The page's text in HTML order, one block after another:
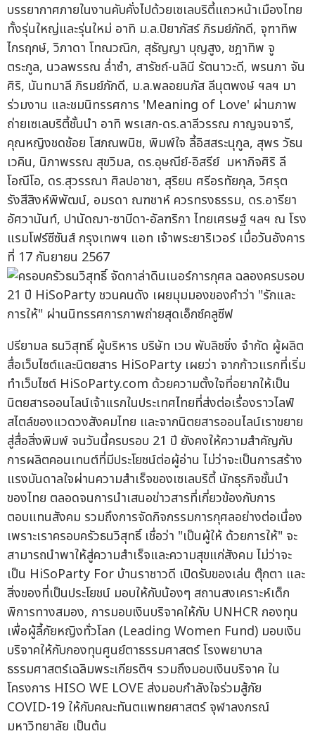
บรรยากาศภายในงานคับคั่งไปด้วยเซเลบริตี้แถวหน้าเมืองไทย
ทั้งรุ่นใหญ่และรุ่นใหม่ อาทิ ม.ล.ปิยาภัสร์ ภิรมย์ภักดี, จุฑาทิพ
ไกรฤกษ์, วิภาดา โทณวณิก, สุธัญญา บุญสูง, ชฎาทิพ จู
ตระกูล, นวลพรรณ ล่ำซำ, สารัชถ์-นลินี รัตนาวะดี, พรนภา จัน
ศิริ, นันทมาลี ภิรมย์ภักดี, ม.ล.พลอยนภัส ลีนุตพงษ์ ฯลฯ มา
ร่วมงาน และชมนิทรรศการ 'Meaning of Love' ผ่านภาพ
ถ่ายเซเลบริตี้ชั้นนำ อาทิ พรเสก-ดร.ลาลีวรรณ กาญจนจารี,
คุณหญิงชดช้อย โสภณพนิช, พิมพ์ใจ ลี้อิสสระนุกูล, สุพร วัธน
เวคิน, นิภาพรรณ สุขวิมล, ดร.อุษณีย์-อิสรีย์ มหากิจศิริ ลี
โอณีโอ, ดร.สุวรรณา ศิลปอาชา, สุริยน ศรีอรทัยกุล, วิศรุต
รังสีสิงห์พิพัฒน์, อมรดา ณฑชาห์ ควรทรงธรรม, ดร.อารียา
อัศวานันท์, ปานัดฌา-ซาบีดา-อัลฑริกา ไทยเศรษฐ์ ฯลฯ ณ โรง
แรมโฟร์ซีซันส์ กรุงเทพฯ แอท เจ้าพระยาริเวอร์ เมื่อวันอังคาร
ที่ 17 กันยายน 2567
ปรียามล ธนวิสุทธิ์ ผู้บริหาร บริษัท เวบ พับลิชชิ่ง จำกัด ผู้ผลิต
สื่อเว็บไซต์และนิตยสาร HiSoParty เผยว่า จากก้าวแรกที่เริ่ม
ทำเว็บไซต์ HiSoParty.com ด้วยความตั้งใจที่อยากให้เป็น
นิตยสารออนไลน์เจ้าแรกในประเทศไทยที่ส่งต่อเรื่องราวไลฟ์
สไตล์ของแวดวงสังคมไทย และจากนิตยสารออนไลน์เราขยาย
สู่สื่อสิ่งพิมพ์ จนวันนี้ครบรอบ 21 ปี ยังคงให้ความสำคัญกับ
การผลิตคอนเทนต์ที่มีประโยชน์ต่อผู้อ่าน ไม่ว่าจะเป็นการสร้าง
แรงบันดาลใจผ่านความสำเร็จของเซเลบริตี้ นักธุรกิจชั้นนำ
ของไทย ตลอดจนการนำเสนอข่าวสารที่เกี่ยวข้องกับการ
ตอบแทนสังคม รวมถึงการจัดกิจกรรมการกุศลอย่างต่อเนื่อง
เพราะเราครอบครัวธนวิสุทธิ์ เชื่อว่า "เป็นผู้ให้ ด้วยการให้" จะ
สามารถนำพาให้สู่ความสำเร็จและความสุขแก่สังคม ไม่ว่าจะ
เป็น HiSoParty For บ้านราชาวดี เปิดรับของเล่น ตุ๊กตา และ
สิ่งของที่เป็นประโยชน์ มอบให้กับน้องๆ สถานสงเคราะห์เด็ก
พิการทางสมอง, การมอบเงินบริจาคให้กับ UNHCR กองทุน
เพื่อผู้ลี้ภัยหญิงทั่วโลก (Leading Women Fund) มอบเงิน
บริจาคให้กับกองทุนศูนย์ตาธรรมศาสตร์ โรงพยาบาล
ธรรมศาสตร์เฉลิมพระเกียรติฯ รวมถึงมอบเงินบริจาค ใน
โครงการ HISO WE LOVE ส่งมอบกำลังใจร่วมสู้ภัย
COVID-19 ให้กับคณะทันตแพทยศาสตร์ จุฬาลงกรณ์
มหาวิทยาลัย เป็นต้น